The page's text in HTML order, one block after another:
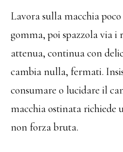
Lavora sulla macchia
gomma, poi spazzola via i
attenua, continua con
cambia nulla, fermati.
consumare o lucidare il
macchia ostinata richiede
non forza bruta.